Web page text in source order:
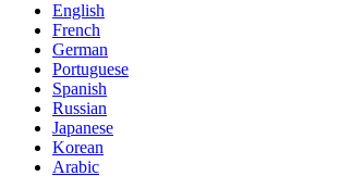
English
French
German
Portuguese
Spanish
Russian
Japanese
Korean
Arabic